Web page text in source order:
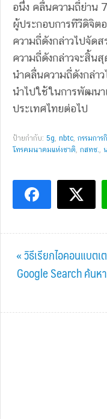
อนึ่ง คลื่นความถี่ย่าน
ผู้ประกอบการทีวีดิจิ
ความถี่ดังกล่าวไปจัด
ความถี่ดังกล่าวจะสิ้น
นำคลื่นความถี่ดังกล่า
นำไปใช้ในการพัฒนา
ประเทศไทยต่อไป
ป้ายกำกับ: 5g, nbtc, กรรมการ
โทรคมนาคมแห่งชาติ, กสทช.,
Previous
Post:
« วิธีเรียกไอคอนแบต
Next
Google Search ค้นห